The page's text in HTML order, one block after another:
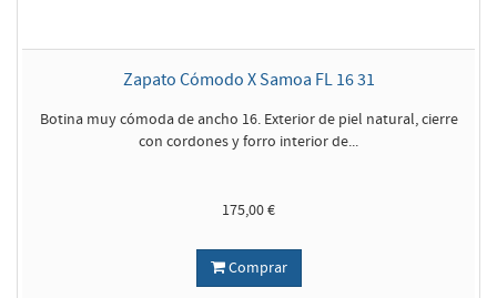
Zapato Cómodo X Samoa FL 16 31
Botina muy cómoda de ancho 16. Exterior de piel natural, cierre
con cordones y forro interior de...
175,00 €
Comprar